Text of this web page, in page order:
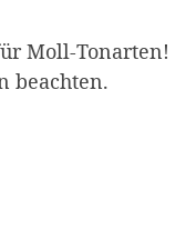
Moll-Tonarten!
beachten.